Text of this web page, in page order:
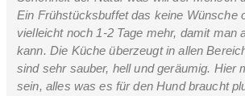
Ein Frühstücksbuffet das keine Wünsche
vielleicht noch 1-2 Tage mehr, damit man
kann. Die Küche überzeugt in allen
sind sehr sauber, hell und geräumig. Hier
sein, alles was es für den Hund braucht